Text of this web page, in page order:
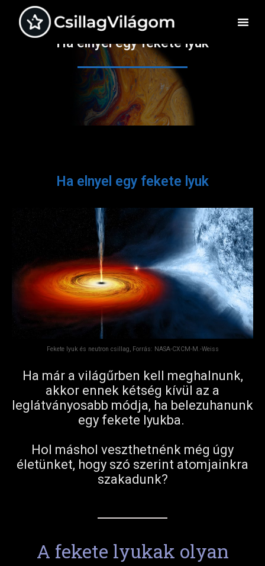
Ha elnyel egy fekete lyuk
Ha elnyel egy fekete lyuk
Fekete lyuk és neutron csillag, Forrás: NASA-CXCM-M.-Weiss
Ha már a világűrben kell meghalnunk,
akkor ennek kétség kívül az a
leglátványosabb módja, ha belezuhanunk
egy fekete lyukba.
Hol máshol veszthetnénk még úgy
életünket, hogy szó szerint atomjainkra
szakadunk?
A fekete lyukak olyan